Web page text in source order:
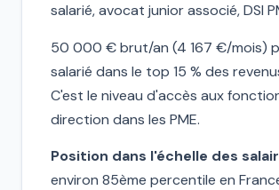
salarié, avocat junior associé, DSI
50 000 € brut/an (4 167 €/mois)
salarié dans le top 15 % des
C'est le niveau d'accès aux
direction dans les PME.
Position dans l'échelle des
environ 85ème percentile en